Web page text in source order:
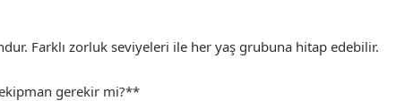
Farklı zorluk seviyeleri ile her yaş grubuna hitap edebilir.
gerekir mi?**